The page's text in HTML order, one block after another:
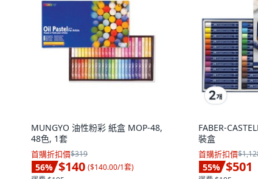
MUNGYO 油性粉彩 紙盒 MOP-48,
48色, 1套
首購折扣價$319
56% $140 ($140.00/1套)
FABER-
裝盒
首購折扣價
55% $501